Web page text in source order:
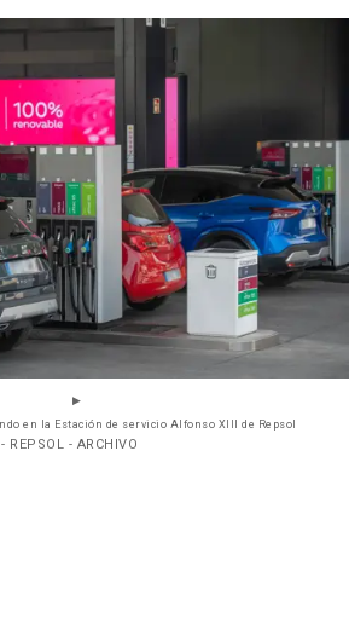
en la Estación de servicio Alfonso XIII de Repsol
- REPSOL - ARCHIVO